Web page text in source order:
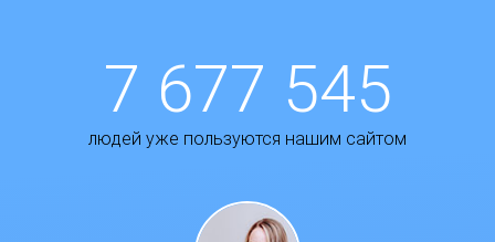
7 677 545
людей уже пользуются нашим сайтом